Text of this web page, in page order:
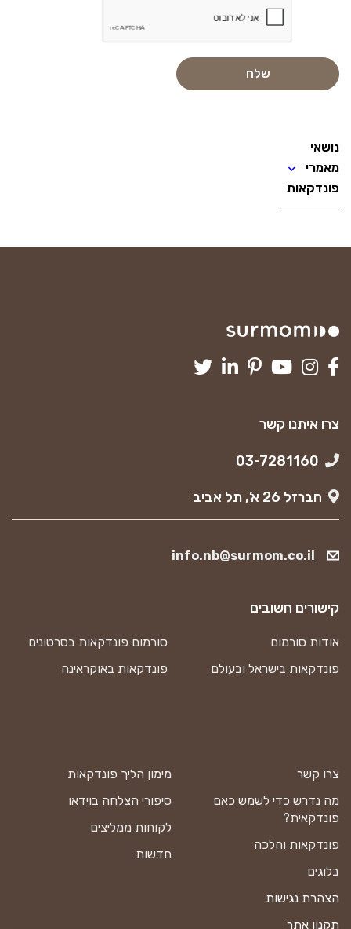
נושאי
מאמרי
פונדקאות
צרו איתנו קשר
הברזל 26 א’, תל אביב
info.nb@surmom.co.il
צרו קשר
מה נדרש כדי לשמש כאם
פונדקאית?
פונדקאות והלכה
בלוגים
הצהרת נגישות
תקנון אתר
מימון הליך פונדקאות
סיפורי הצלחה בוידאו
לקוחות ממליצים
חדשות
קישורים חשובים
אודות סורמום
סורמום פונדקאות בסרטונים
פונדקאות בישראל ובעולם
פונדקאות באוקראינה